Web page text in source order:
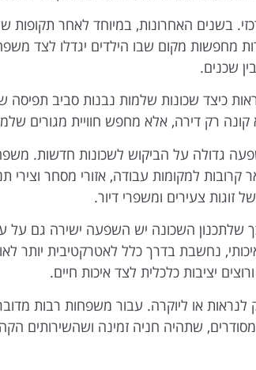
בשנים האחרונות, במיוחד לאחר תקופות
מחפשות מקום שבו הילדים יגדלו לצד
שכנים.
כיצד שכונות שלמות נבנות סביב
קונה רק דירה, אלא מחפש חוויית מגורים
גדולה על הביקוש לשכונות חדשות.
למקומות עבודה, אזורי מסחר וצירי
זוגות צעירים ומשפרי דיור.
שלתכנון השכונה יש השפעה ישירה גם
נחשבת בדרך כלל לאטרקטיבית יותר
יציבות כלכלית לצד איכות חיים.
או ליוקרה. עבור משפחות רבות
שתהיה חניה זמינה ושהשירותים